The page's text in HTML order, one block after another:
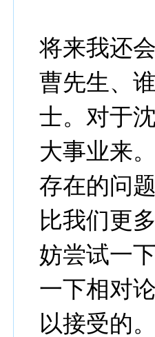
将来我还
曹先生、
士。对于
大事业来
存在的问
比我们更
妨尝试一
一下相对
以接受的